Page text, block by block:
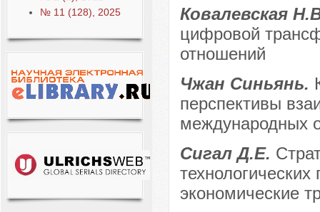
№ 11 (128), 2025
Ковалевская
цифровой
отношений
Чжан Синьянь.
перспективы
международных
Сигал Д.Е.
экономические